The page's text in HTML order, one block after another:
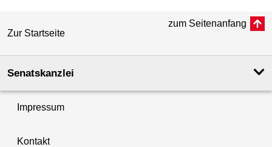
Zur Startseite
zum Seitenanfang
Senatskanzlei
Impressum
Kontakt